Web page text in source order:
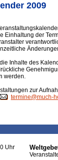
2009
Einhaltung der
Inhalte des
werden.
zur
termine@much-
Uhr